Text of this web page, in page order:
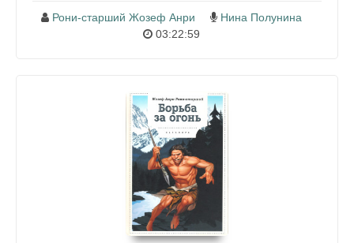
Рони-старший Жозеф Анри
Нина Полунина
03:22:59